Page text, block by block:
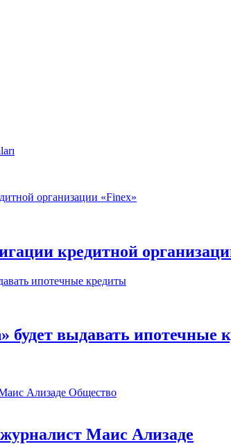
кредитной
будет выдавать ипотечные
Общество
Маис Ализаде